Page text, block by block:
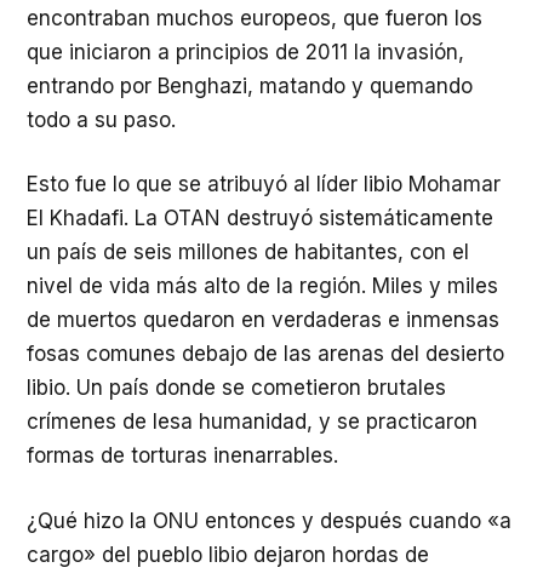
encontraban muchos europeos, que fueron los
que iniciaron a principios de 2011 la invasión,
entrando por Benghazi, matando y quemando
todo a su paso.
Esto fue lo que se atribuyó al líder libio Mohamar
El Khadafi. La OTAN destruyó sistemáticamente
un país de seis millones de habitantes, con el
nivel de vida más alto de la región. Miles y miles
de muertos quedaron en verdaderas e inmensas
fosas comunes debajo de las arenas del desierto
libio. Un país donde se cometieron brutales
crímenes de lesa humanidad, y se practicaron
formas de torturas inenarrables.
¿Qué hizo la ONU entonces y después cuando «a
cargo» del pueblo libio dejaron hordas de